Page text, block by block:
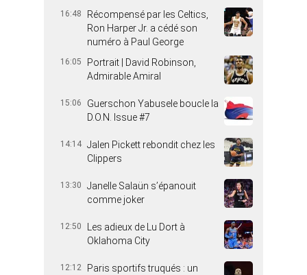
16:48
Récompensé par les Celtics,
Ron Harper Jr. a cédé son
numéro à Paul George
16:05
Portrait | David Robinson,
Admirable Amiral
15:06
Guerschon Yabusele boucle la
D.O.N. Issue #7
14:14 Jalen Pickett rebondit chez les
Clippers
13:30
Janelle Salaün s’épanouit
comme joker
12:50
Les adieux de Lu Dort à
Oklahoma City
12:12
Paris sportifs truqués : un